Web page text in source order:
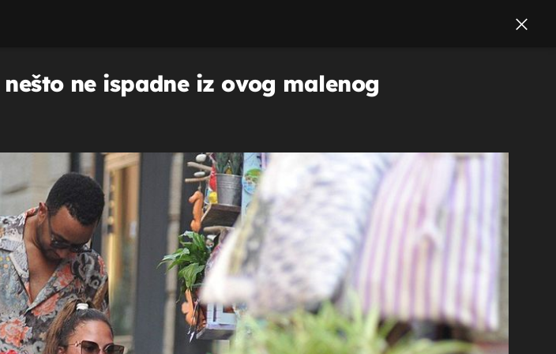
ne ispadne iz ovog malenog